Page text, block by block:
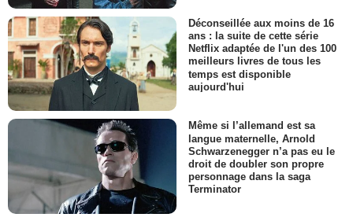
Déconseillée aux moins de 16
ans : la suite de cette série
Netflix adaptée de l'un des 100
meilleurs livres de tous les
temps est disponible
aujourd'hui
Même si l’allemand est sa
langue maternelle, Arnold
Schwarzenegger n’a pas eu le
droit de doubler son propre
personnage dans la saga
Terminator